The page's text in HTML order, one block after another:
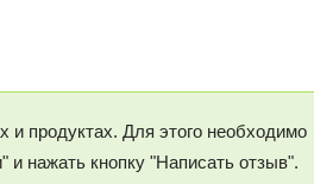
и продуктах. Для этого необходимо
и нажать кнопку "Написать отзыв".